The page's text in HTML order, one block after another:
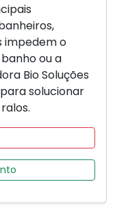
impedem o
ou a
Bio Soluções
solucionar